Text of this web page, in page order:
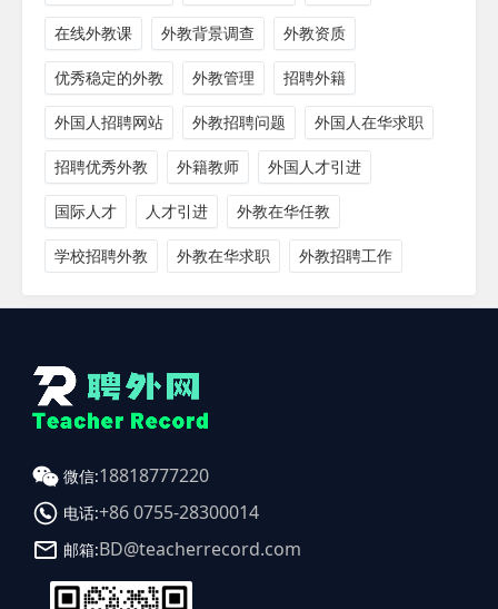
在线外教课 外教背景调查 外教资质
优秀稳定的外教 外教管理 招聘外籍
外国人招聘网站 外教招聘问题 外国人在华求职
招聘优秀外教 外籍教师 外国人才引进
国际人才 人才引进 外教在华任教
学校招聘外教 外教在华求职 外教招聘工作
微信:18818777220
电话:+86 0755-28300014
邮箱:BD@teacherrecord.com